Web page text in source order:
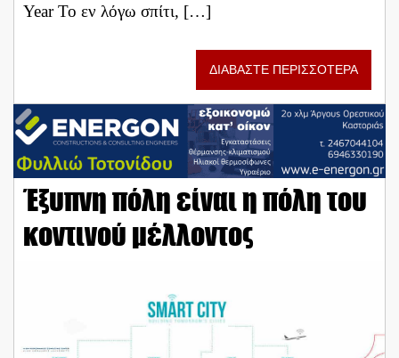
Year Το εν λόγω σπίτι, […]
ΔΙΑΒΑΣΤΕ ΠΕΡΙΣΣΟΤΕΡΑ
Έξυπνη πόλη είναι η πόλη του
κοντινού μέλλοντος